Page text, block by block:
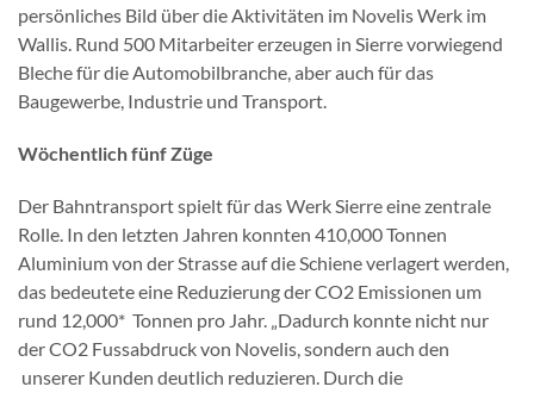
persönliches Bild über die Aktivitäten im Novelis Werk im
Wallis. Rund 500 Mitarbeiter erzeugen in Sierre vorwiegend
Bleche für die Automobilbranche, aber auch für das
Baugewerbe, Industrie und Transport.
Wöchentlich fünf Züge
Der Bahntransport spielt für das Werk Sierre eine zentrale
Rolle. In den letzten Jahren konnten 410,000 Tonnen
Aluminium von der Strasse auf die Schiene verlagert werden,
das bedeutete eine Reduzierung der CO2 Emissionen um
rund 12,000* Tonnen pro Jahr. „Dadurch konnte nicht nur
der CO2 Fussabdruck von Novelis, sondern auch den
unserer Kunden deutlich reduzieren. Durch die